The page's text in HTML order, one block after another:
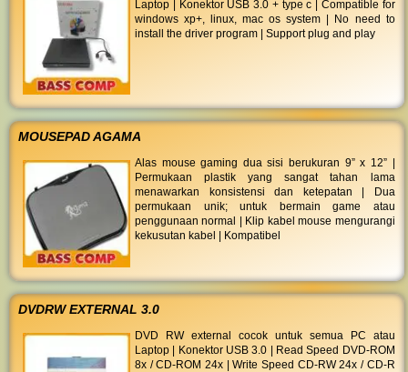
Laptop | Konektor USB 3.0 + type c | Compatible for
windows xp+, linux, mac os system | No need to
install the driver program | Support plug and play
MOUSEPAD AGAMA
Alas mouse gaming dua sisi berukuran 9” x 12” |
Permukaan plastik yang sangat tahan lama
menawarkan konsistensi dan ketepatan | Dua
permukaan unik; untuk bermain game atau
penggunaan normal | Klip kabel mouse mengurangi
kekusutan kabel | Kompatibel
DVDRW EXTERNAL 3.0
DVD RW external cocok untuk semua PC atau
Laptop | Konektor USB 3.0 | Read Speed DVD-ROM
8x / CD-ROM 24x | Write Speed CD-RW 24x / CD-R